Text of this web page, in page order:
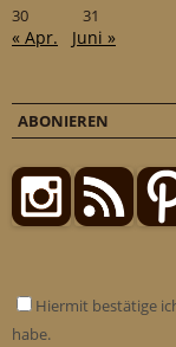
30
31
« Apr. Juni »
ABONIEREN
Hiermit bestätige
habe.